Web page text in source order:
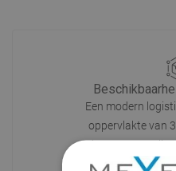
Een modern
oppervlakte van
dan 68.000
dan 1500.000